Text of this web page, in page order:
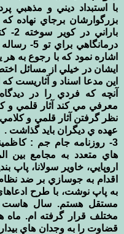
با استبداد ديني و مذهبي
درمانگاهي
اشاره نمود كه با رجوع به هر
ايشان در خيلي از مسائل
اين مدعا اسناد و آثاريست
آنچه كه فردي را در
معرفي مي كند آثار قلمي و
نظر گرفتن آثار قلمي و
عهده ي ديگران بايد گذاشت .
3- روزنامه جام جم :
هاي متعدد به مجامع بين
اروپايي، خاوير سولانا،
به پاپ نوشت، با طرح
مستقل هستم. سال هاست
مختلف قرار گرفته ام. ماه
قضاوت را به وجدان هاي